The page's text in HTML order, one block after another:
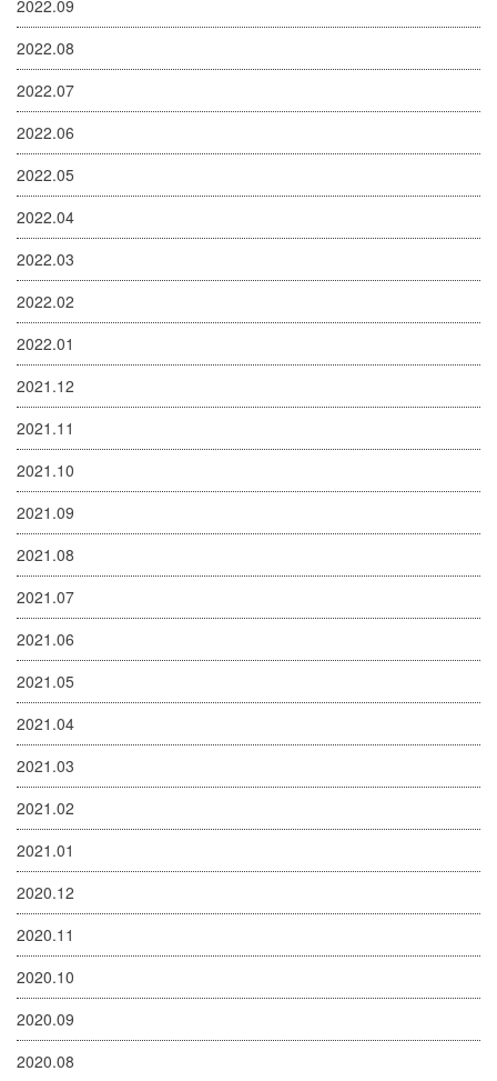
2022.09
2022.08
2022.07
2022.06
2022.05
2022.04
2022.03
2022.02
2022.01
2021.12
2021.11
2021.10
2021.09
2021.08
2021.07
2021.06
2021.05
2021.04
2021.03
2021.02
2021.01
2020.12
2020.11
2020.10
2020.09
2020.08